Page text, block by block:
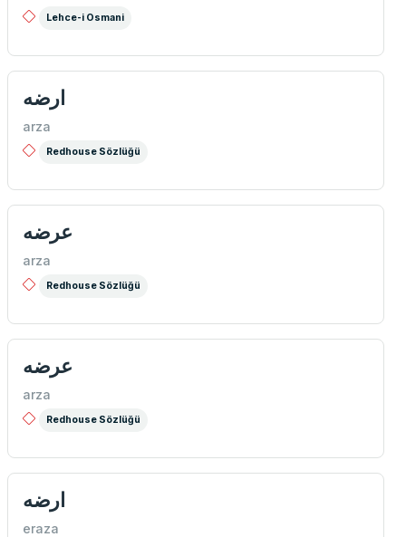
Lehce-i Osmani
ارضه
arza
Redhouse Sözlüğü
عرضه
arza
Redhouse Sözlüğü
عرضه
arza
Redhouse Sözlüğü
ارضه
eraza